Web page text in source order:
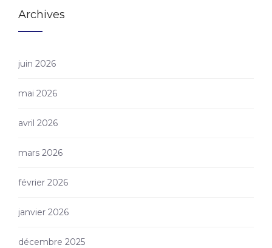
Archives
juin 2026
mai 2026
avril 2026
mars 2026
février 2026
janvier 2026
décembre 2025